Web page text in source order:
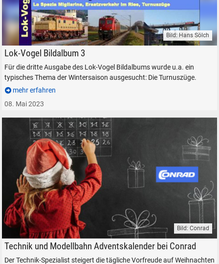
Lok-Vogel Bildalbum 3 von Hans Sölch elektrolok.de xyania internet
Bild: Hans Sölch
Lok-Vogel Bildalbum 3
Für die dritte Ausgabe des Lok-Vogel Bildalbums wurde u.a. ein
typisches Thema der Wintersaison ausgesucht: Die Turnuszüge.
mehr erfahren
08. Mai 2023
Conrad Electronic Adventskalender Technik Modellbau
Bild: Conrad
Technik und Modellbahn Adventskalender bei Conrad
Der Technik-Spezialist steigert die tägliche Vorfreude auf Weihnachten
SUCHEN
Durchsuchen
alles
Suche ...
suchen Abbrechen